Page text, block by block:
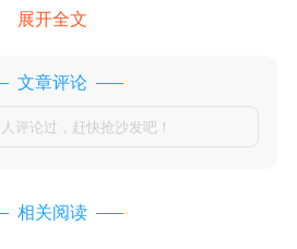
展开全文
文章评论
评论过，赶快抢沙发吧！
相关阅读